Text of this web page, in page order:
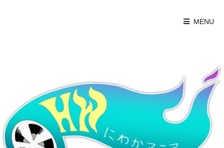
MENU